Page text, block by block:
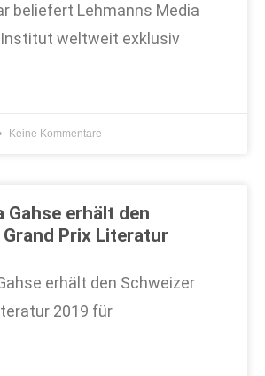
beliefert Lehmanns Media
weltweit exklusiv
Keine Kommentare
Gahse erhält den
Prix Literatur
erhält den Schweizer
2019 für